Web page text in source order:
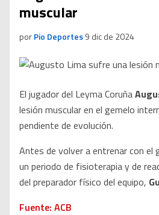
muscular
porPio Deportes·9 dic de 2024
El jugador del Leyma Coruña
lesión muscular en el gemelo
pendiente de evolución.
Antes de volver a entrenar con el
un periodo de fisioterapia y de
del preparador físico del equipo,
Fuente: ACB